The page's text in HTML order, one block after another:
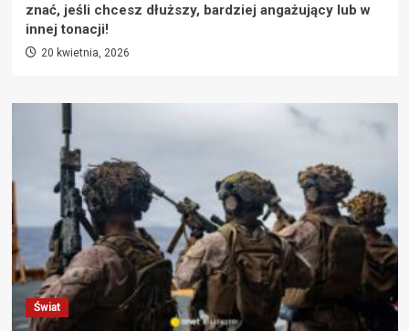
znać, jeśli chcesz dłuższy, bardziej angażujący lub w
innej tonacji!
20 kwietnia, 2026
Świat